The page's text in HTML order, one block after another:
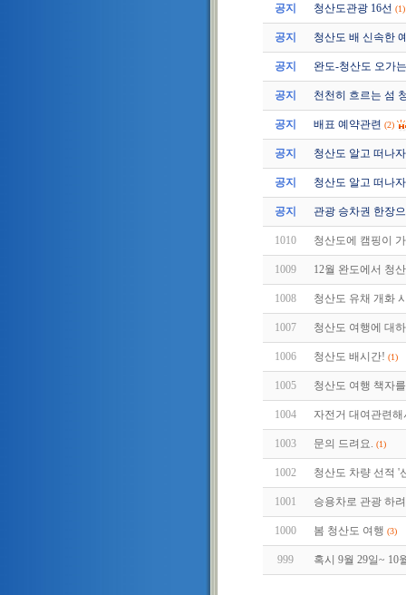
공지 청산도관광 16선 (1)
공지 청산도 배 신속한
공지 완도-청산도 오가
공지 천천히 흐르는 섬
공지 배표 예약관련 (2)
공지 청산도 알고 떠나
공지 청산도 알고 떠나
공지 관광 승차권 한장
1010 청산도에 캠핑이
1009 12월 완도에서 청
1008 청산도 유채 개화
1007 청산도 여행에 대
1006 청산도 배시간! (1)
1005 청산도 여행 책자
1004 자전거 대여관련
1003 문의 드려요. (1)
1002 청산도 차량 선적 '
1001 승용차로 관광 하
1000 봄 청산도 여행 (3)
999 혹시 9월 29일~